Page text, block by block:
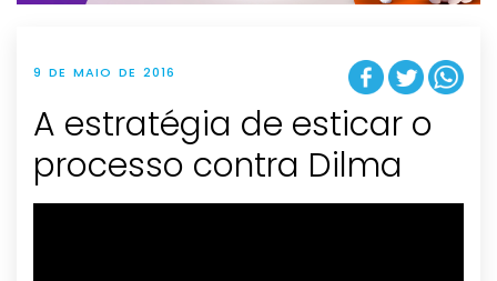
9 DE MAIO DE 2016
A estratégia de esticar o
processo contra Dilma